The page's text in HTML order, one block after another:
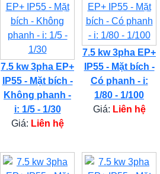
7.5 kw 3pha EP+
IP55 - Mặt bích -
Không phanh -
i: 1/5 - 1/30
Giá: Liên hệ
7.5 kw 3pha EP+
IP55 - Mặt bích -
Có phanh - i:
1/80 - 1/100
Giá: Liên hệ